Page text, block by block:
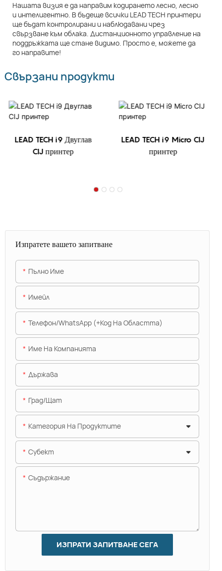
Нашата визия е да направим кодирането лесно, лесно
и интелигентно. В бъдеще всички LEAD TECH принтери
ще бъдат контролирани и наблюдавани чрез
свързване към облака. Дистанционното управление на
поддръжката ще стане видимо. Просто е, можете да
го направите!
Свързани продукти
LEAD TECH i9 Двуглав
CIJ принтер
LEAD TECH i9 Micro CIJ
принтер
Изпратете вашето запитване
Пълно Име
Имейл
Телефон/WhatsApp (+Код На Областта)
Име На Компанията
Държава
Град/щат
Категория На Продуктите
Субект
Съдържание
ИЗПРАТИ ЗАПИТВАНЕ СЕГА